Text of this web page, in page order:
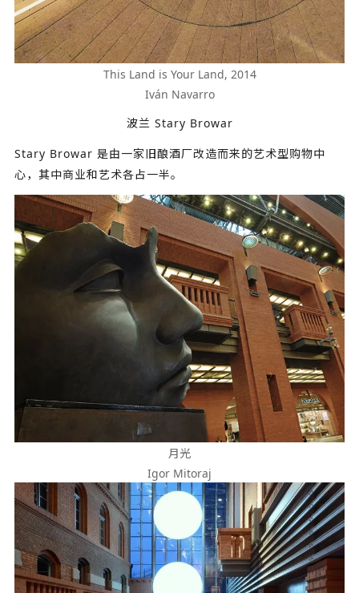
This Land is Your Land, 2014
Iván Navarro
波兰 Stary Browar
Stary Browar 是由一家旧酿酒厂改造而来的艺术型购物中
心，其中商业和艺术各占一半。
月光
Igor Mitoraj